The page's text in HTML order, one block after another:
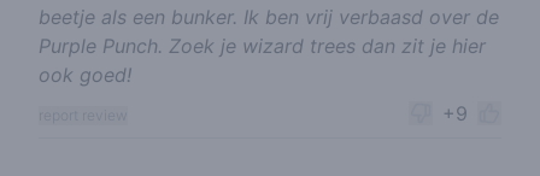
beetje als een bunker. Ik ben vrij verbaasd over de
Purple Punch. Zoek je wizard trees dan zit je hier
ook goed!
+9